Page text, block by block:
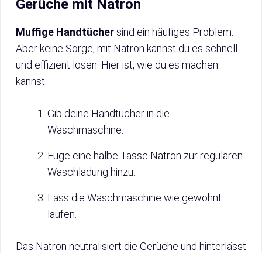
Gerüche mit Natron
Muffige Handtücher sind ein häufiges Problem.
Aber keine Sorge, mit Natron kannst du es schnell
und effizient lösen. Hier ist, wie du es machen
kannst:
Gib deine Handtücher in die
Waschmaschine.
Füge eine halbe Tasse Natron zur regulären
Waschladung hinzu.
Lass die Waschmaschine wie gewohnt
laufen.
Das Natron neutralisiert die Gerüche und hinterlässt